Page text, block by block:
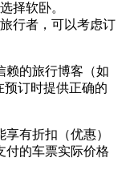
择软卧。
行者，可以考虑订
赖的旅行博客（如
预订时提供正确的
有折扣（优惠）
付的车票实际价格